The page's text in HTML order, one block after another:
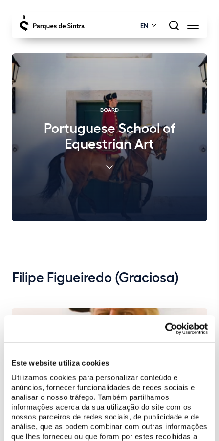
Este website utiliza cookies
Utilizamos cookies para personalizar conteúdo e
anúncios, fornecer funcionalidades de redes sociais e
analisar o nosso tráfego. Também partilhamos
informações acerca da sua utilização do site com os
nossos parceiros de redes sociais, de publicidade e de
análise, que as podem combinar com outras informações
que lhes forneceu ou que foram por estes recolhidas a
EN
BOARD
Portuguese School of
Equestrian Art
Filipe Figueiredo (Graciosa)